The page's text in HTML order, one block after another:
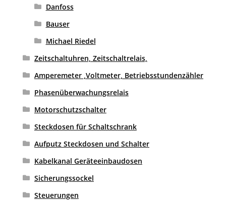
Danfoss
Bauser
Michael Riedel
Zeitschaltuhren, Zeitschaltrelais,
Amperemeter ,Voltmeter, Betriebsstundenzähler
Phasenüberwachungsrelais
Motorschutzschalter
Steckdosen für Schaltschrank
Aufputz Steckdosen und Schalter
Kabelkanal Geräteeinbaudosen
Sicherungssockel
Steuerungen